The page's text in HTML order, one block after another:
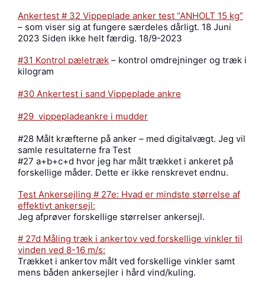
Ankertest # 32 Vippeplade anker test “ANHOLT 15 kg”
– som viser sig at fungere særdeles dårligt. 18 Juni
2023 Siden ikke helt færdig. 18/9-2023
#31 Kontrol pæletræk – kontrol omdrejninger og træk i
kilogram
#30 Ankertest i sand Vippeplade ankre
#29 vippepladeankre i mudder
#28 Målt kræfterne på anker – med digitalvægt. Jeg vil
samle resultaterne fra Test
#27 a+b+c+d hvor jeg har målt trækket i ankeret på
forskellige måder. Dette er ikke renskrevet endnu.
Test Ankersejling # 27e: Hvad er mindste størrelse af
effektivt ankersejl:
Jeg afprøver forskellige størrelser ankersejl.
# 27d Måling træk i ankertov ved forskellige vinkler til
vinden ved 8-16 m/s:
Trækket i ankertov målt ved forskellige vinkler samt
mens båden ankersejler i hård vind/kuling.